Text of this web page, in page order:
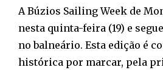
A Búzios Sailing Week de
nesta quinta-feira (19) e
no balneário. Esta edição é
histórica por marcar, pela